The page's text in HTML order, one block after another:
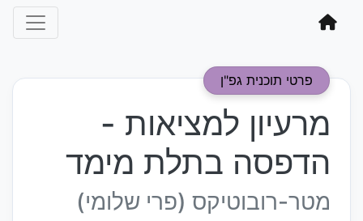
פרטי תוכנית גפ"ן
מרעיון למציאות -
הדפסה בתלת מימד
מטר-רובוטיקס (פרי שלומי)